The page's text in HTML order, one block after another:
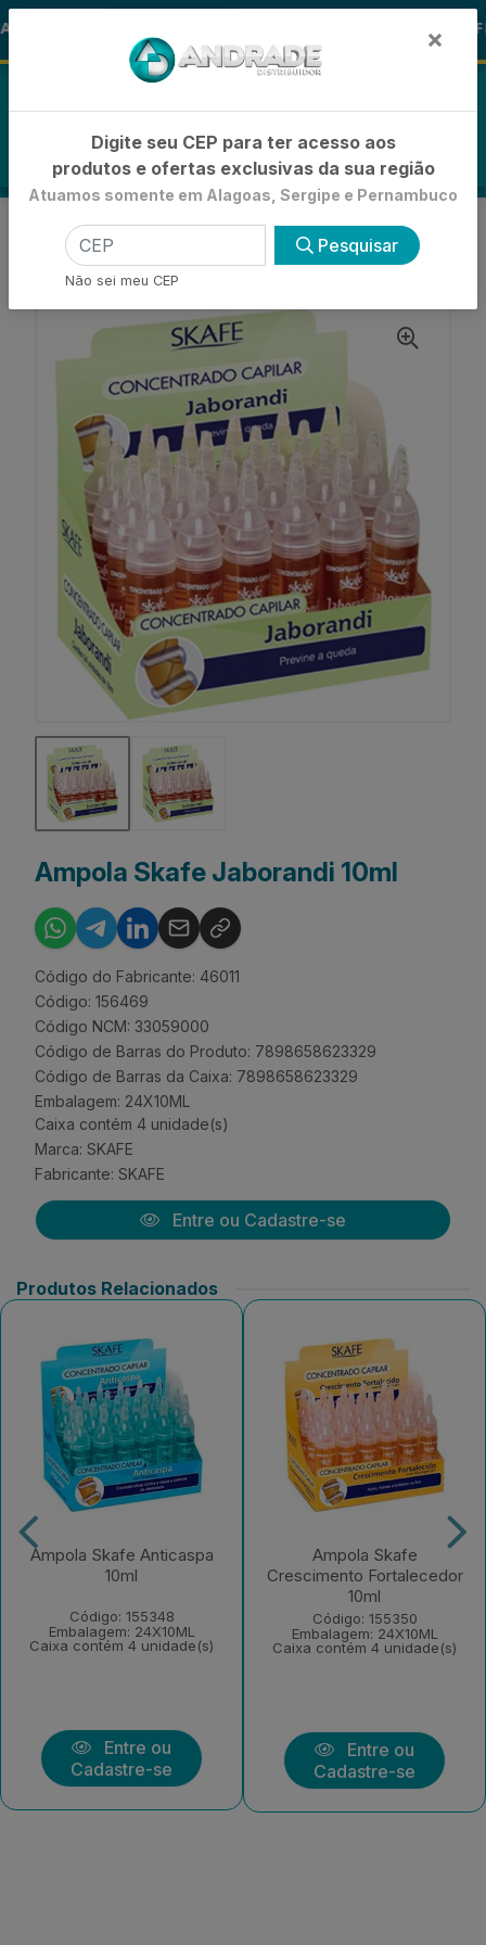
🪞
INÍCIO
HIDRATAÇÃO E TRATAMENTO
AMPOLA CAPILAR
AMPOLA SKAFE JABORANDI 10ML
Ampola Skafe Jaborandi 10ml
Código do Fabricante: 46011
Código: 156469
Código NCM: 33059000
Código de Barras do Produto: 7898658623329
Código de Barras da Caixa: 7898658623329
Embalagem: 24X10ML
Caixa contém 4 unidade(s)
Marca: SKAFE
Fabricante: SKAFE
Entre ou Cadastre-se
Produtos Relacionados
Ampola Skafe Anticaspa
10ml
Código: 155348
Embalagem: 24X10ML
Caixa contém 4 unidade(s)
Entre ou
Cadastre-se
Ampola Skafe
Crescimento Fortalecedor
10ml
Código: 155350
Embalagem: 24X10ML
Caixa contém 4 unidade(s)
Entre ou
Cadastre-se
×
Digite seu CEP para ter acesso aos
produtos e ofertas exclusivas da sua região
Atuamos somente em Alagoas, Sergipe e Pernambuco
Pesquisar
Não sei meu CEP